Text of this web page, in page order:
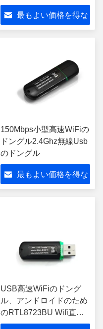
ナ黒色
最もよい価格を得な
150Mbps小型高速WiFiの
ドングル2.4Ghz無線Usb
のドングル
最もよい価格を得な
USB高速WiFiのドング
ル、アンドロイドのため
のRTL8723BU Wifi直接
Bluetoothのドングル